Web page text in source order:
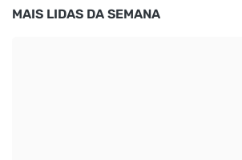
MAIS LIDAS DA SEMANA